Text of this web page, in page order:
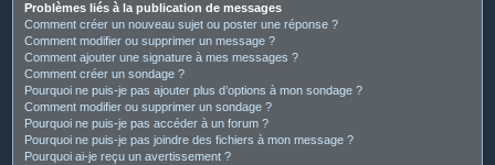
Problèmes liés à la publication de messages
Comment créer un nouveau sujet ou poster une réponse ?
Comment modifier ou supprimer un message ?
Comment ajouter une signature à mes messages ?
Comment créer un sondage ?
Pourquoi ne puis-je pas ajouter plus d’options à mon sondage ?
Comment modifier ou supprimer un sondage ?
Pourquoi ne puis-je pas accéder à un forum ?
Pourquoi ne puis-je pas joindre des fichiers à mon message ?
Pourquoi ai-je reçu un avertissement ?